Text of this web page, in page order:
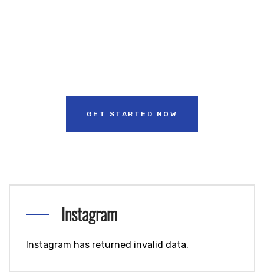
GET STARTED NOW
Instagram
Instagram has returned invalid data.